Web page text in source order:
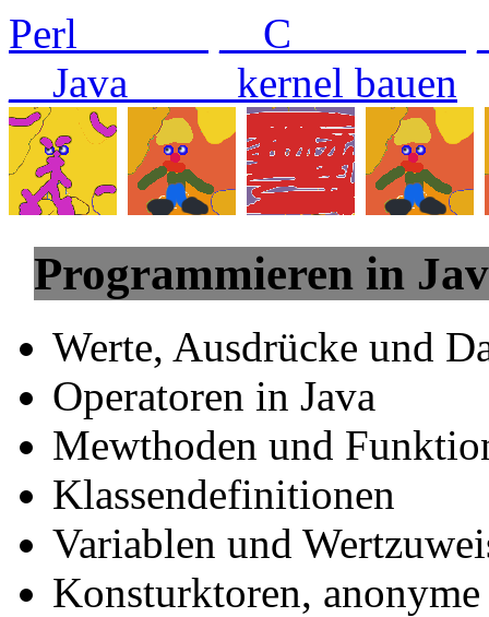
Perl______ __C________
__Java _____kernel bauen
Programmieren in
Werte, Ausdrücke und
Operatoren in Java
Mewthoden und
Klassendefinitionen
Variablen und
Konsturktoren,